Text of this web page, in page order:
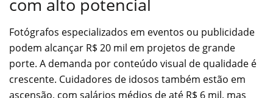
com alto potencial
Fotógrafos especializados em eventos ou publicidade
podem alcançar R$ 20 mil em projetos de grande
porte. A demanda por conteúdo visual de qualidade é
crescente. Cuidadores de idosos também estão em
ascensão, com salários médios de até R$ 6 mil, mas